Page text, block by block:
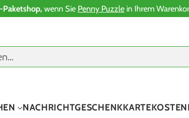
Paketshop, wenn Sie Penny Puzzlein Ihrem
NACHRICHTGESCHENKKARTE